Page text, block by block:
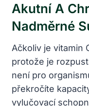
Akutní A
Nadměrné
Ačkoliv je vitamin
protože je
není pro
překročíte
vylučovací